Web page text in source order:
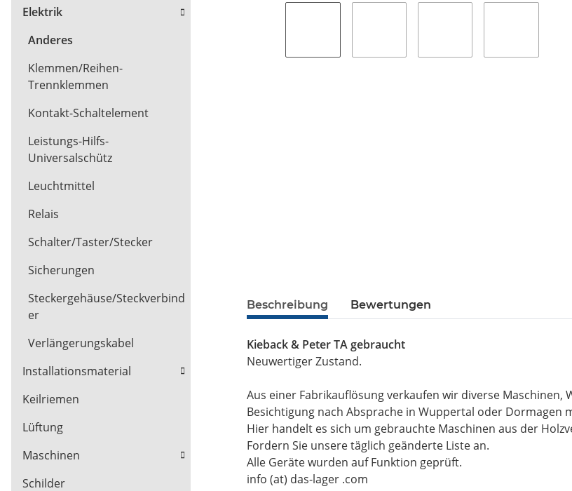
Beschreibung Bewertungen
Kieback & Peter TA gebraucht
Neuwertiger Zustand.
Aus einer Fabrikauflösung verkaufen wir diverse Maschinen,
Besichtigung nach Absprache in Wuppertal oder Dormagen
Hier handelt es sich um gebrauchte Maschinen aus der
Fordern Sie unsere täglich geänderte Liste an.
Alle Geräte wurden auf Funktion geprüft.
info (at) das-lager .com
Elektrik
Anderes
Klemmen/Reihen-
Trennklemmen
Kontakt-Schaltelement
Leistungs-Hilfs-
Universalschütz
Leuchtmittel
Relais
Schalter/Taster/Stecker
Sicherungen
Steckergehäuse/Steckverbind
er
Verlängerungskabel
Installationsmaterial
Keilriemen
Lüftung
Maschinen
Schilder